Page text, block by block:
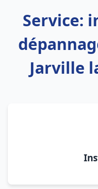
Service:
Jarville